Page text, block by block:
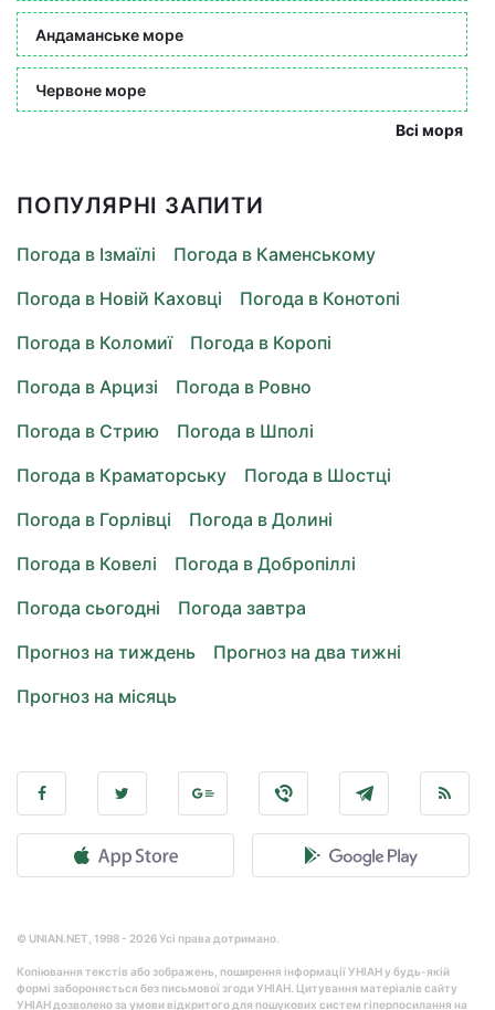
Андаманське море
Червоне море
Всі моря
ПОПУЛЯРНІ ЗАПИТИ
Погода в Ізмаїлі
Погода в Каменському
Погода в Новій Каховці
Погода в Конотопі
Погода в Коломиї
Погода в Коропі
Погода в Арцизі
Погода в Ровно
Погода в Стрию
Погода в Шполі
Погода в Краматорську
Погода в Шостці
Погода в Горлівці
Погода в Долині
Погода в Ковелі
Погода в Добропіллі
Погода сьогодні
Погода завтра
Прогноз на тиждень
Прогноз на два тижні
Прогноз на місяць
© UNIAN.NET, 1998 - 2026 Усі права дотримано.
Копіювання текстів або зображень, поширення інформації УНІАН у будь-якій
формі забороняється без письмової згоди УНІАН. Цитування матеріалів сайту
УНІАН дозволено за умови відкритого для пошукових систем гіперпосилання на